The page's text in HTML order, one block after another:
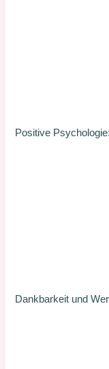
Positive
Dankbarkeit und